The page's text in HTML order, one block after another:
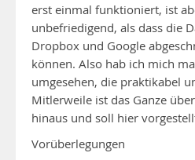
erst einmal funktioniert, ist
unbefriedigend, als dass die
Dropbox und Google
können. Also hab ich mich
umgesehen, die praktikabel
Mitlerweile ist das Ganze
hinaus und soll hier
Vorüberlegungen